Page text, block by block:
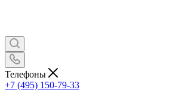
Телефоны
+7 (495) 150-79-33